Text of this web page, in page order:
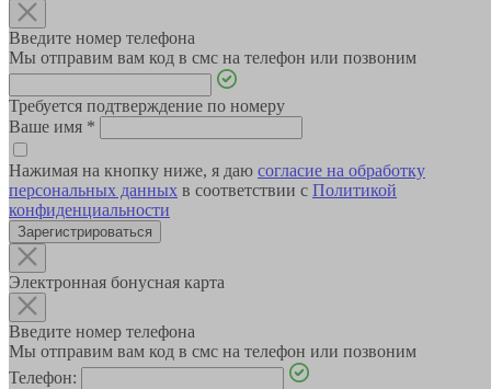
Введите номер телефона
Мы отправим вам код в смс на телефон или позвоним
Требуется подтверждение по номеру
Ваше имя *
Нажимая на кнопку ниже, я даю согласие на обработку
персональных данных в соответствии с Политикой
конфиденциальности
Зарегистрироваться
Электронная бонусная карта
Введите номер телефона
Мы отправим вам код в смс на телефон или позвоним
Телефон: